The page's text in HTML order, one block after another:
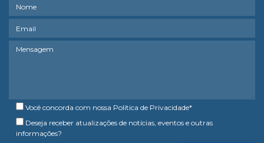
Você concorda com nossa Política de Privacidade*
Deseja receber atualizações de notícias, eventos e outras
informações?